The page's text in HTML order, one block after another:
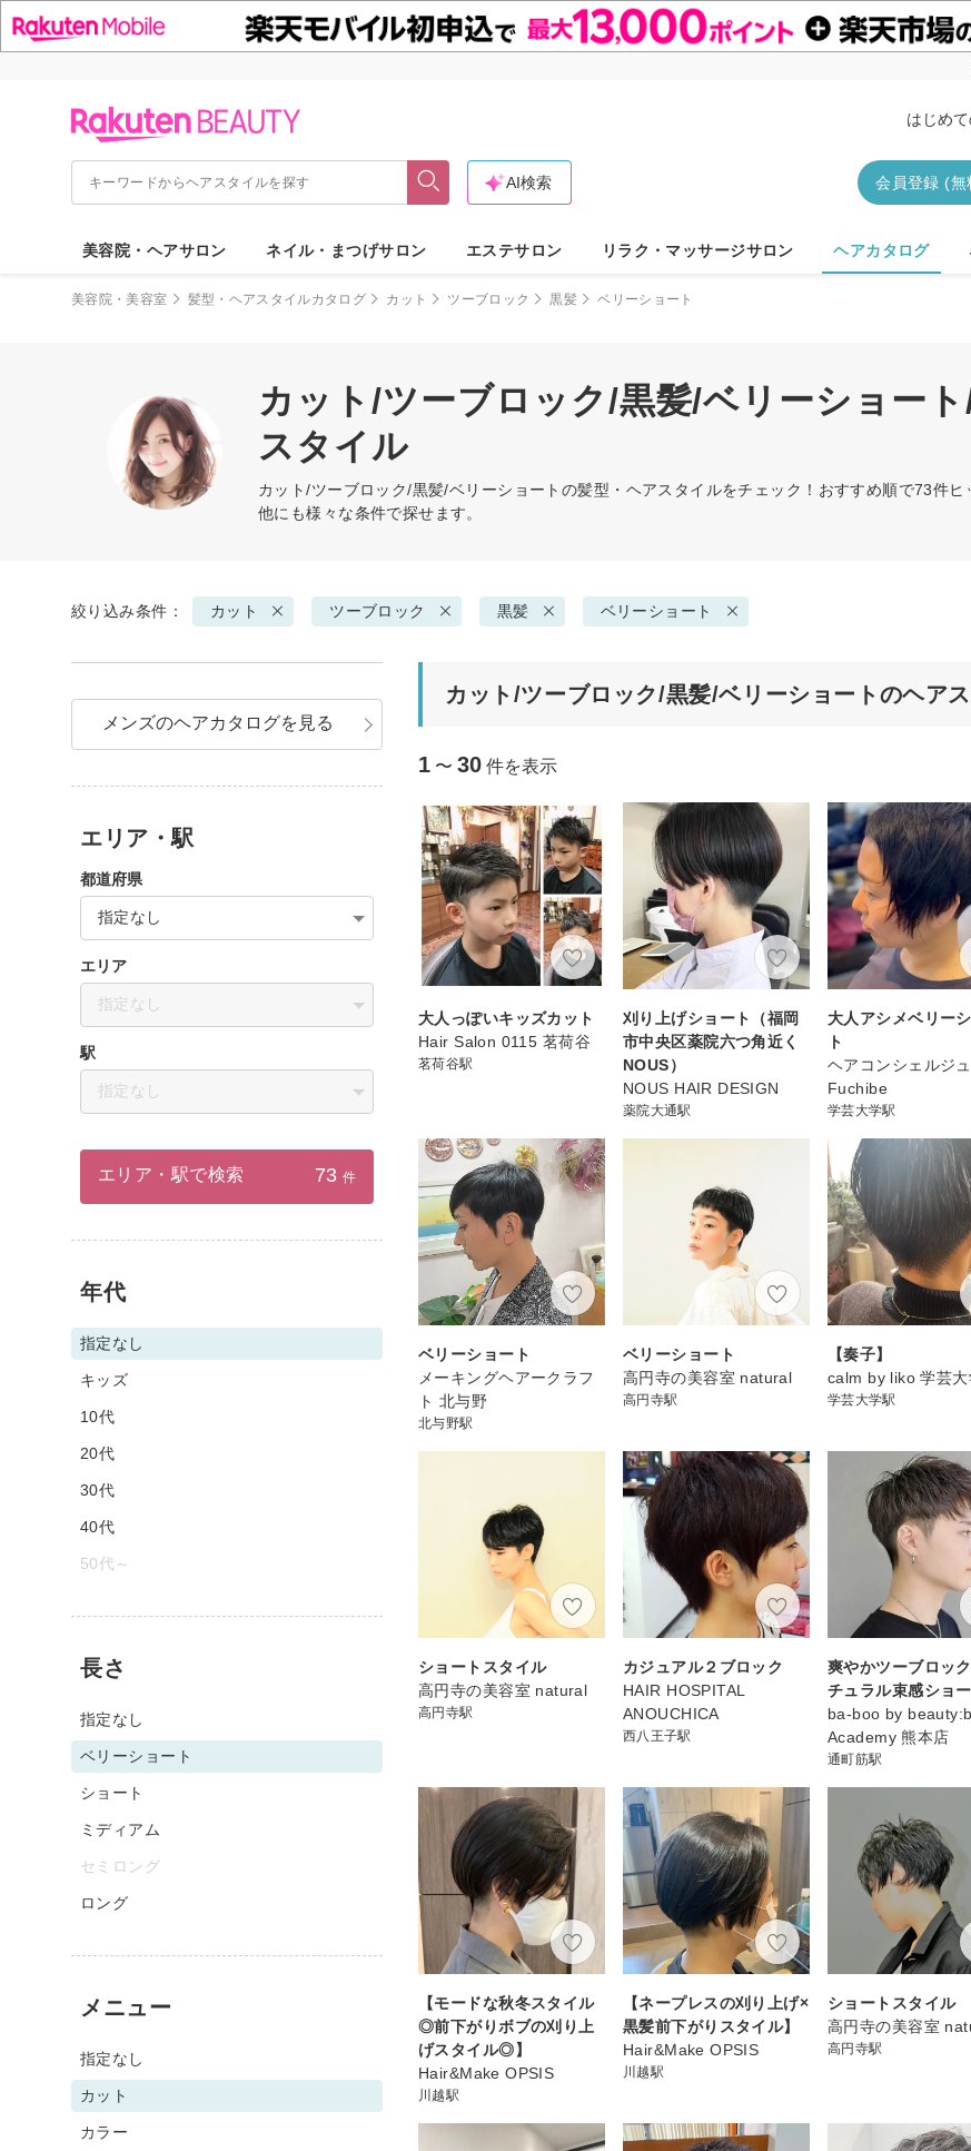
はじめ
会員登録 (無
AI検索
美容院・ヘアサロン ネイル・まつげサロン エステサロン リラク・マッサージサロン ヘアカタログ
美容院・美容室 髪型・ヘアスタイルカタログ カット ツーブロック 黒髪 ベリーショート
カット/ツーブロック/黒髪/ベリーショー
スタイル
カット/ツーブロック/黒髪/ベリーショートの髪型・ヘアスタイルをチェック！おすすめ順で73件
他にも様々な条件で探せます。
絞り込み条件： カット ツーブロック 黒髪 ベリーショート
カット/ツーブロック/黒髪/ベリーショートのヘア
1 〜 30 件を表示
大人っぽいキッズカット
Hair Salon 0115 茗荷谷
茗荷谷駅
刈り上げショート（福岡
市中央区薬院六つ角近く
NOUS）
NOUS HAIR DESIGN
薬院大通駅
大人アシメベリー
ト
ヘアコンシェルジュ
Fuchibe
学芸大学駅
ベリーショート
メーキングヘアークラフ
ト 北与野
北与野駅
ベリーショート
高円寺の美容室 natural
高円寺駅
【奏子】
calm by liko 学芸大
学芸大学駅
ショートスタイル
高円寺の美容室 natural
高円寺駅
カジュアル２ブロック
HAIR HOSPITAL
ANOUCHICA
西八王子駅
爽やかツーブロッ
チュラル束感ショー
ba-boo by
Academy 熊本店
通町筋駅
【モードな秋冬スタイル
◎前下がりボブの刈り上
げスタイル◎】
Hair&Make OPSIS
川越駅
【ネープレスの刈り上げ×
黒髪前下がりスタイル】
Hair&Make OPSIS
川越駅
ショートスタイル
高円寺の美容室
高円寺駅
メンズのヘアカタログを見る
エリア・駅
都道府県
指定なし
エリア
指定なし
駅
指定なし
エリア・駅で検索 73 件
年代
指定なし
キッズ
10代
20代
30代
40代
50代～
長さ
指定なし
ベリーショート
ショート
ミディアム
セミロング
ロング
メニュー
指定なし
カット
カラー